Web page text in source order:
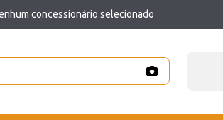
concessionário selecionado